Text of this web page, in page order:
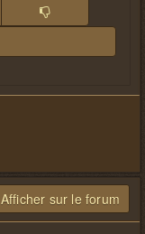
Afficher sur le forum